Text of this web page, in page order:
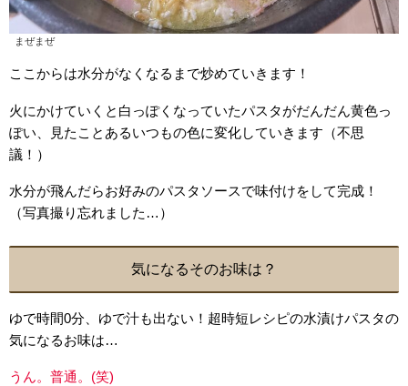
まぜまぜ
ここからは水分がなくなるまで炒めていきます！
火にかけていくと白っぽくなっていたパスタがだんだん黄色っ
ぽい、見たことあるいつもの色に変化していきます（不思
議！）
水分が飛んだらお好みのパスタソースで味付けをして完成！
（写真撮り忘れました…）
気になるそのお味は？
ゆで時間0分、ゆで汁も出ない！超時短レシピの水漬けパスタの
気になるお味は…
うん。普通。(笑)